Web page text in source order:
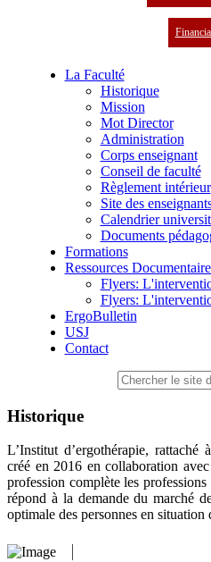
La Faculté
Historique
Mission
Mot Director
Administration
Corps enseignant
Conseil de faculté
Règlement intérieur
Site des
Calendrier
Documents
Formations
Ressources
Flyers:
Flyers:
ErgoBulletin
USJ
Contact
Historique
L’Institut d’ergothérapie,
créé en 2016 en collaboration
profession complète les
répond à la demande du marché
optimale des personnes en situation